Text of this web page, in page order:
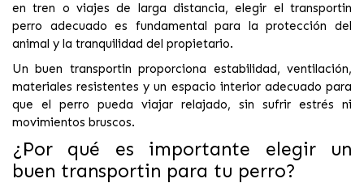
en tren o viajes de larga distancia, elegir el transportin
perro adecuado es fundamental para la protección del
animal y la tranquilidad del propietario.
Un buen transportin proporciona estabilidad, ventilación,
materiales resistentes y un espacio interior adecuado para
que el perro pueda viajar relajado, sin sufrir estrés ni
movimientos bruscos.
¿Por qué es importante elegir un
buen transportin para tu perro?